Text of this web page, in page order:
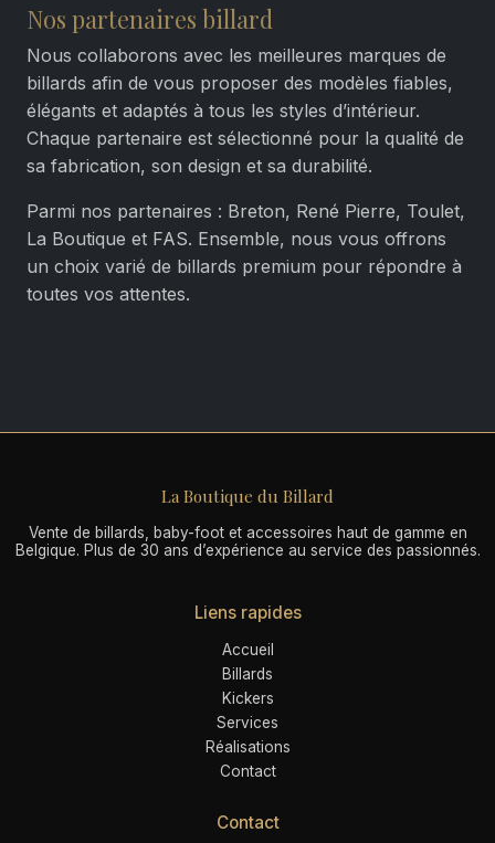
Nos partenaires billard
Nous collaborons avec les meilleures marques de
billards afin de vous proposer des modèles fiables,
élégants et adaptés à tous les styles d’intérieur.
Chaque partenaire est sélectionné pour la qualité de
sa fabrication, son design et sa durabilité.
Parmi nos partenaires : Breton, René Pierre, Toulet,
La Boutique et FAS. Ensemble, nous vous offrons
un choix varié de billards premium pour répondre à
toutes vos attentes.
La Boutique du Billard
Vente de billards, baby-foot et accessoires haut de gamme en
Belgique. Plus de 30 ans d’expérience au service des passionnés.
Liens rapides
Accueil
Billards
Kickers
Services
Réalisations
Contact
Contact